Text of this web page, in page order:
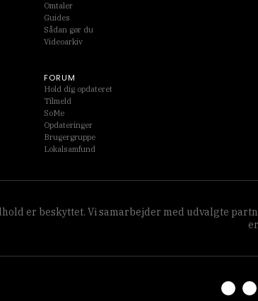
er beskyttet. Vi samarbejder med udvalgte
Omtaler
Guides
Sådan gør du
Videoarkiv
FORUM
Hold dig opdateret
Tilmeld
SoMe
Opdateringer
Brugergruppe
Lokalsamfund